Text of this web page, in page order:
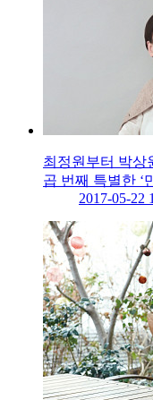
최정원부터 박상
곱 번째 특별한 ‘
2017-05-22